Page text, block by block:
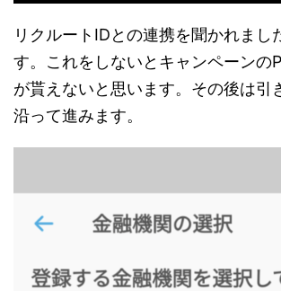
リクルートIDとの連携を聞かれまし
す。これをしないとキャンペーンの
が貰えないと思います。その後は引
沿って進みます。